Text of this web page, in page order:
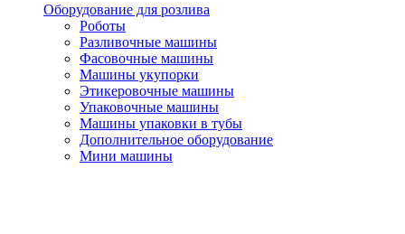
Оборудование для розлива
Роботы
Разливочные машины
Фасовочные машины
Машины укупорки
Этикеровочные машины
Упаковочные машины
Машины упаковки в тубы
Дополнительное оборудование
Мини машины